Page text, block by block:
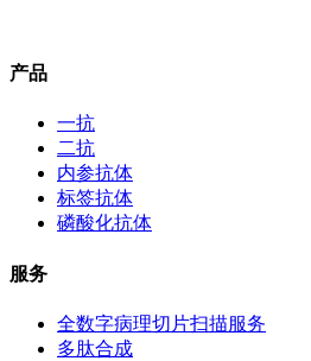
产品
一抗
二抗
内参抗体
标签抗体
磷酸化抗体
服务
全数字病理切片扫描服务
多肽合成